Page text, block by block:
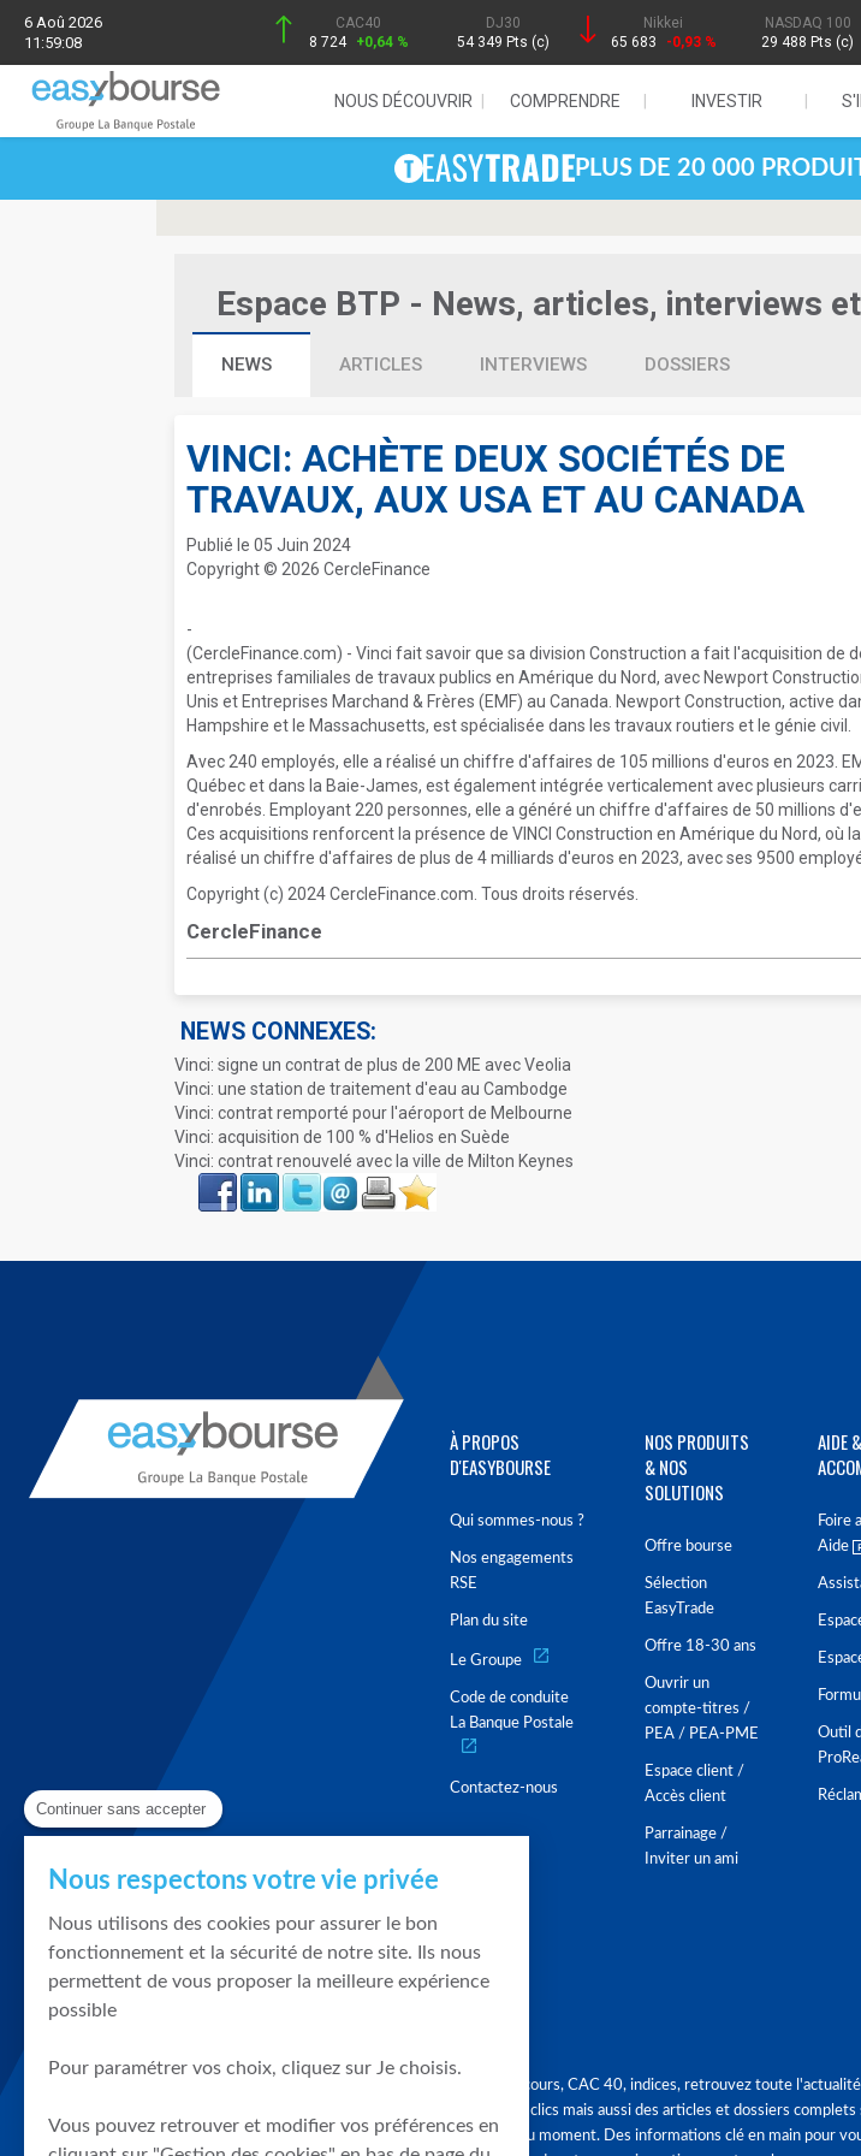
6 Aoû 2026
11:59:08
CAC40
8 724 +0,64 %
DJ30
54 349 Pts (c)
Nikkei
65 683
-0,93 %
NASDAQ 100
29 488 Pts (c)
NOUS DÉCOUVRIR COMPRENDRE INVESTIR
PLUS DE 20 000
Espace BTP - News, articles, interviews
NEWS ARTICLES INTERVIEWS DOSSIERS
VINCI: ACHÈTE DEUX SOCIÉTÉS DE
TRAVAUX, AUX USA ET AU CANADA
Publié le 05 Juin 2024
Copyright © 2026 CercleFinance
-
(CercleFinance.com) - Vinci fait savoir que sa division Construction a fait l'acquisition de
entreprises familiales de travaux publics en Amérique du Nord, avec Newport
Unis et Entreprises Marchand & Frères (EMF) au Canada. Newport Construction, active
Hampshire et le Massachusetts, est spécialisée dans les travaux routiers et le génie civil.
Avec 240 employés, elle a réalisé un chiffre d'affaires de 105 millions d'euros en 2023.
Québec et dans la Baie-James, est également intégrée verticalement avec plusieurs
d'enrobés. Employant 220 personnes, elle a généré un chiffre d'affaires de 50 millions
Ces acquisitions renforcent la présence de VINCI Construction en Amérique du Nord, où
réalisé un chiffre d'affaires de plus de 4 milliards d'euros en 2023, avec ses 9500
Copyright (c) 2024 CercleFinance.com. Tous droits réservés.
CercleFinance
NEWS CONNEXES:
Vinci: signe un contrat de plus de 200 ME avec Veolia
Vinci: une station de traitement d'eau au Cambodge
Vinci: contrat remporté pour l'aéroport de Melbourne
Vinci: acquisition de 100 % d'Helios en Suède
Vinci: contrat renouvelé avec la ville de Milton Keynes
Face
book
LinkIn Twitter Envoyer ImprimerFavoris
À PROPOS
D'EASYBOURSE
Qui sommes-nous ?
Nos engagements
RSE
Plan du site
Le Groupe
Code de conduite
La Banque Postale
Contactez-nous
NOS PRODUITS
& NOS
SOLUTIONS
Offre bourse
Sélection
EasyTrade
Offre 18-30 ans
Ouvrir un
compte-titres /
PEA / PEA-PME
Espace client /
Accès client
Parrainage /
Inviter un ami
AIDE &
Foire
Aide
Outil
Graphique, cours, CAC 40, indices, retrouvez toute
en quelques clics mais aussi des articles et dossiers complets
tendances du moment. Des informations clé en main pour
Continuer sans accepter
Nous respectons votre vie privée
Nous utilisons des cookies pour assurer le bon
fonctionnement et la sécurité de notre site. Ils nous
permettent de vous proposer la meilleure expérience
possible
Pour paramétrer vos choix, cliquez sur Je choisis.
Vous pouvez retrouver et modifier vos préférences en